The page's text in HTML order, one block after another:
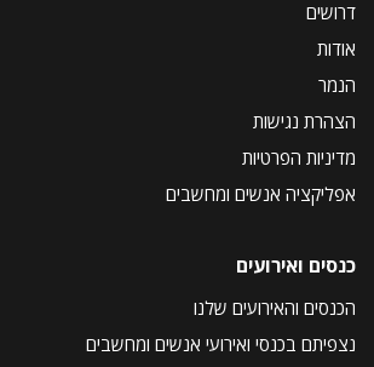
דרושים
אודות
הנמר
הצהרת נגישות
מדיניות הפרטיות
אפליקציה אנשים ומחשבים
כנסים ואירועים
הכנסים והאירועים שלנו
נצפיתם בכנסי ואירועי אנשים ומחשבים